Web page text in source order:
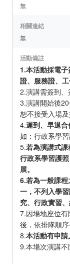
無
相關連結
無
活動備註
1.本活動採電
證、服務證、工
2.演講需簽到、
3.演講開始後
恕不接受入場及
4.遲到、早退
如：行政系學
5.若為演講式
行政系學習護
展。
6.若為一般課
一，不列入學
究、行政實習
7.因場地座位
後，依排隊順序
8.本活動有申
9.本場次演講不